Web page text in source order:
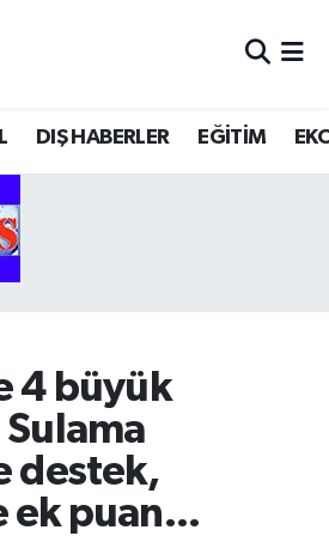
DIŞ HABERLER EĞİTİM
4 büyük
destek,
ek puan...